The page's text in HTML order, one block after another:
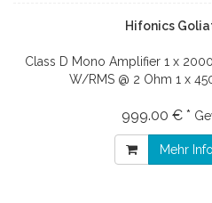
Hifonics
Class D Mono Amplifier 1 x
W/RMS @ 2 Ohm 1 x
999.00 € *
Mehr